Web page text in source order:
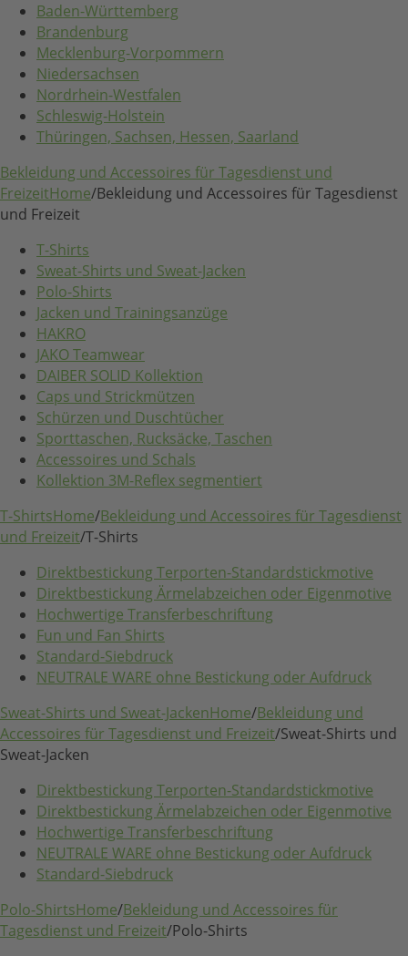
Baden-Württemberg
Brandenburg
Mecklenburg-Vorpommern
Niedersachsen
Nordrhein-Westfalen
Schleswig-Holstein
Thüringen, Sachsen, Hessen, Saarland
Bekleidung und Accessoires für Tagesdienst und
FreizeitHome/Bekleidung und Accessoires für Tagesdienst
und Freizeit
T-Shirts
Sweat-Shirts und Sweat-Jacken
Polo-Shirts
Jacken und Trainingsanzüge
HAKRO
JAKO Teamwear
DAIBER SOLID Kollektion
Caps und Strickmützen
Schürzen und Duschtücher
Sporttaschen, Rucksäcke, Taschen
Accessoires und Schals
Kollektion 3M-Reflex segmentiert
T-ShirtsHome/Bekleidung und Accessoires für Tagesdienst
und Freizeit/T-Shirts
Direktbestickung Terporten-Standardstickmotive
Direktbestickung Ärmelabzeichen oder Eigenmotive
Hochwertige Transferbeschriftung
Fun und Fan Shirts
Standard-Siebdruck
NEUTRALE WARE ohne Bestickung oder Aufdruck
Sweat-Shirts und Sweat-JackenHome/Bekleidung und
Accessoires für Tagesdienst und Freizeit/Sweat-Shirts und
Sweat-Jacken
Direktbestickung Terporten-Standardstickmotive
Direktbestickung Ärmelabzeichen oder Eigenmotive
Hochwertige Transferbeschriftung
NEUTRALE WARE ohne Bestickung oder Aufdruck
Standard-Siebdruck
Polo-ShirtsHome/Bekleidung und Accessoires für
Tagesdienst und Freizeit/Polo-Shirts